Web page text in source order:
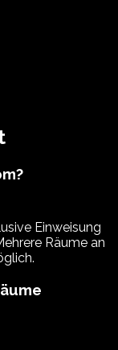
Einweisung
Räume an